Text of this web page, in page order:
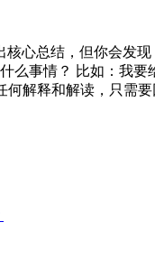
心总结，但你会发
么事情？ 比如：我
解释和解读，只需